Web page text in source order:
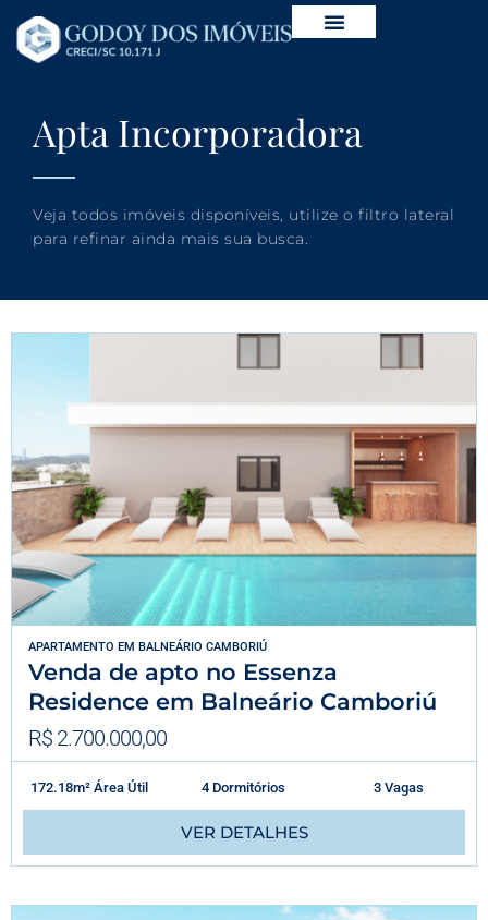
Apta Incorporadora
Veja todos imóveis disponíveis, utilize o filtro lateral
para refinar ainda mais sua busca.
APARTAMENTO EM BALNEÁRIO CAMBORIÚ
Venda de apto no Essenza
Residence em Balneário Camboriú
R$ 2.700.000,00
172.18m² Área Útil 4 Dormitórios 3 Vagas
VER DETALHES